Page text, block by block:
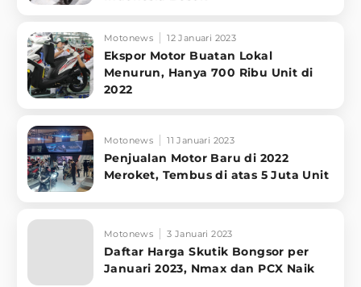
Motonews 12 Januari 2023
Ekspor Motor Buatan Lokal
Menurun, Hanya 700 Ribu Unit di
2022
Motonews 11 Januari 2023
Penjualan Motor Baru di 2022
Meroket, Tembus di atas 5 Juta Unit
Motonews 3 Januari 2023
Daftar Harga Skutik Bongsor per
Januari 2023, Nmax dan PCX Naik